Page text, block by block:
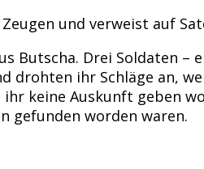
und verweist auf
Butscha. Drei Soldaten –
ihr Schläge an,
keine Auskunft geben
gefunden worden waren.